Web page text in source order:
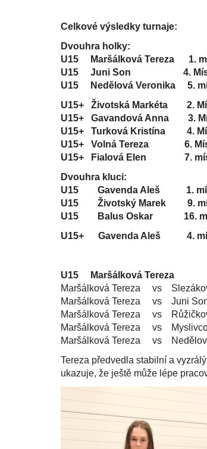
Celkové výsledky turnaje:
Dvouhra holky:
U15 Maršálková Tereza 1.
U15 Juni Son 4.
U15 Nedělová Veronika 5.
U15+ Životská Markéta 2.
U15+ Gavandová Anna 3.
U15+ Turková Kristína 4.
U15+ Volná Tereza 6.
U15+ Fialová Elen 7.
Dvouhra kluci:
U15 Gavenda Aleš 1.
U15 Životský Marek 9.
U15 Balus Oskar 16.
U15+ Gavenda Aleš 4.
U15
Maršálková Tereza
Maršálková Tereza vs
Maršálková Tereza vs
Maršálková Tereza vs
Maršálková Tereza vs
Maršálková Tereza vs
Tereza předvedla stabilní a
ukazuje, že ještě může lépe